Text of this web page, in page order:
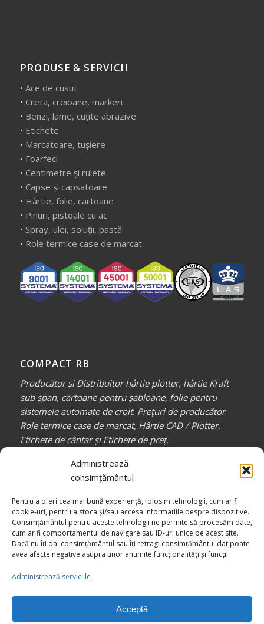
Administrează
consimțământul
Pentru a oferi cea mai bună experiență, folosim tehnologii, cum ar fi
cookie-uri, pentru a stoca și/sau accesa informațiile despre dispozitive.
Consimțământul pentru aceste tehnologii ne permite să procesăm date,
cum ar fi comportamentul de navigare sau ID-uri unice pe acest site.
Dacă nu îți dai consimțământul sau îți retragi consimțământul dat poate
avea afecte negative asupra unor anumite funcționalități și funcții.
Administrează serviciile
Acceptă
PRODUSE & SERVICII
• Ace de cusut
• Creta, creioane, markeri
• Benzi, lame, cuțite abrazive
• Etichete
• Marcatoare, tușiere
• Foarfeci
• Centimetre și rulete
• Capse și capsatoare
• Hârtie, folie, cartoane
• Pinuri, pistoale cu ac
• Spray, ulei, soluții, pastă
• Role termice case de marcat
COMPACT RB
Producător și Distribuitor hârtie plotter, hârtie Kraft
sub șpan, cartoane pentru șabloane, folie pentru
sistemele automate de croit. Prețuri de producător
Role termice case de marcat, Hârtie CAD / Plotter,
Etichete de cântar și Etichete de preț.
Partener de încredere pentru toți profesioniștii din
industria confecțiilor, auto, mobilă, etc.
_________________
Canale media COMPACT RB